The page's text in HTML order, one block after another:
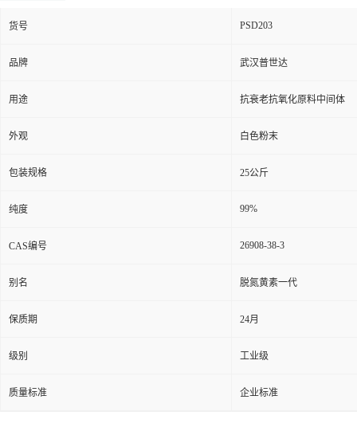
货号 PSD203
品牌 武汉普世达
用途 抗衰老抗氧化原料中间体
外观 白色粉末
包装规格 25公斤
纯度 99%
CAS编号 26908-38-3
别名 脱氮黄素一代
保质期 24月
级别 工业级
质量标准 企业标准